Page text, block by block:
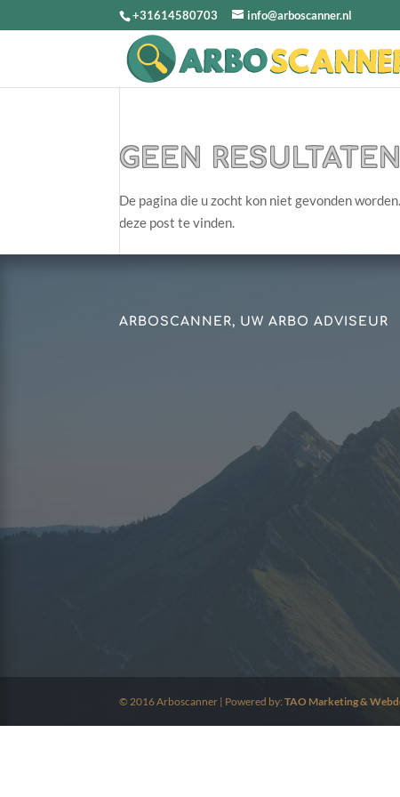
+31614580703 info@arboscanner.nl
GEEN
De pagina die u zocht kon niet gevonden
deze post te vinden.
ARBOSCANNER, UW ARBO ADVISEUR
© 2016 Arboscanner | Powered by:TAO Marketing &